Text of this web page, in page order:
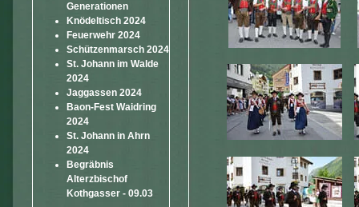
Generationen
Knödeltisch 2024
Feuerwehr 2024
Schützenmarsch 2024
St. Johann im Walde
2024
Jaggassen 2024
Baon-Fest Waidring
2024
St. Johann in Ahrn
2024
Begräbnis
Alterzbischof
Kothgasser - 09.03